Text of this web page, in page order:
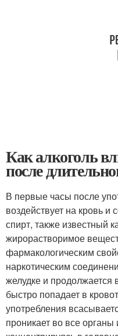
Как алкоголь
после
В первые часы после
воздействует на кровь
спирт, также известный
жирорастворимое
фармакологическим
наркотическим
желудке и продолжается
быстро попадает в
употребления
проникает во все